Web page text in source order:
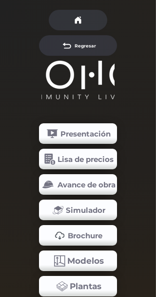
Regresar
Presentación
Lisa de precios
Avance de obra
Simulador
Brochure
Modelos
Plantas